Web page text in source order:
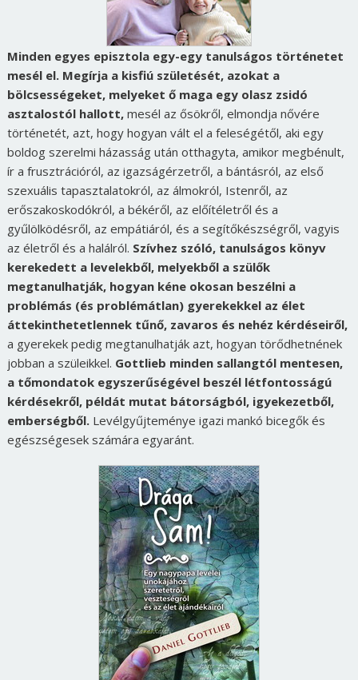
Minden egyes episztola egy-egy tanulságos történetet
mesél el. Megírja a kisfiú születését, azokat a
bölcsességeket, melyeket ő maga egy olasz zsidó
asztalostól hallott,mesél az ősökről, elmondja nővére
történetét, azt, hogy hogyan vált el a feleségétől, aki egy
boldog szerelmi házasság után otthagyta, amikor megbénult,
ír a frusztrációról, az igazságérzetről, a bántásról, az első
szexuális tapasztalatokról, az álmokról, Istenről, az
erőszakoskodókról, a békéről, az előítéletről és a
gyűlölködésről, az empátiáról, és a segítőkészségről, vagyis
az életről és a halálról. Szívhez szóló, tanulságos könyv
kerekedett a levelekből, melyekből a szülők
megtanulhatják, hogyan kéne okosan beszélni a
problémás (és problémátlan) gyerekekkel az élet
áttekinthetetlennek tűnő, zavaros és nehéz kérdéseiről,
a gyerekek pedig megtanulhatják azt, hogyan törődhetnének
jobban a szüleikkel. Gottlieb minden sallangtól mentesen,
a tőmondatok egyszerűségével beszél létfontosságú
kérdésekről, példát mutat bátorságból, igyekezetből,
emberségből.Levélgyűjteménye igazi mankó bicegők és
egészségesek számára egyaránt.